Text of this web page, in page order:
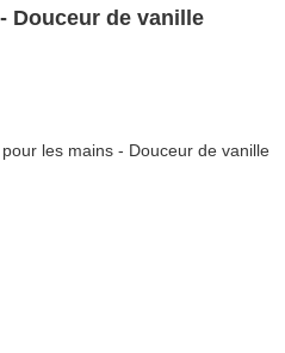
Douceur de vanille